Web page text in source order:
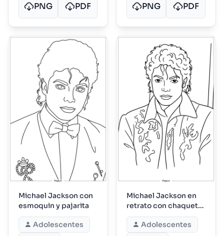
PNG PDF PNG PDF
Michael Jackson con
esmoquin y pajarita
Adolescentes
Michael Jackson en
retrato con chaqueta
bordada
Adolescentes